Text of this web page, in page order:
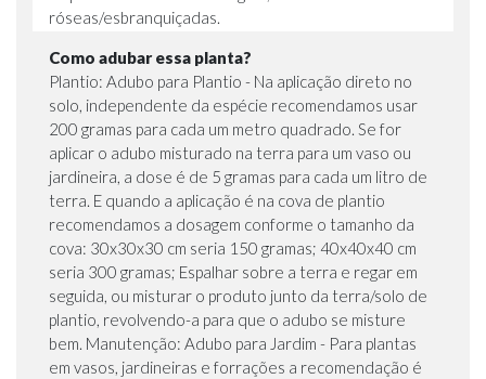
róseas/esbranquiçadas.
Como adubar essa planta?
Plantio: Adubo para Plantio - Na aplicação direto no
solo, independente da espécie recomendamos usar
200 gramas para cada um metro quadrado. Se for
aplicar o adubo misturado na terra para um vaso ou
jardineira, a dose é de 5 gramas para cada um litro de
terra. E quando a aplicação é na cova de plantio
recomendamos a dosagem conforme o tamanho da
cova: 30x30x30 cm seria 150 gramas; 40x40x40 cm
seria 300 gramas; Espalhar sobre a terra e regar em
seguida, ou misturar o produto junto da terra/solo de
plantio, revolvendo-a para que o adubo se misture
bem. Manutenção: Adubo para Jardim - Para plantas
em vasos, jardineiras e forrações a recomendação é